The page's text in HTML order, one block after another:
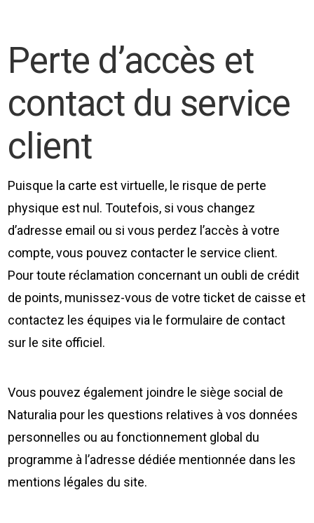
Perte d’accès et
contact du service
client
Puisque la carte est virtuelle, le risque de perte
physique est nul. Toutefois, si vous changez
d’adresse email ou si vous perdez l’accès à votre
compte, vous pouvez contacter le service client.
Pour toute réclamation concernant un oubli de crédit
de points, munissez-vous de votre ticket de caisse et
contactez les équipes via le formulaire de contact
sur le site officiel.
Vous pouvez également joindre le siège social de
Naturalia pour les questions relatives à vos données
personnelles ou au fonctionnement global du
programme à l’adresse dédiée mentionnée dans les
mentions légales du site.